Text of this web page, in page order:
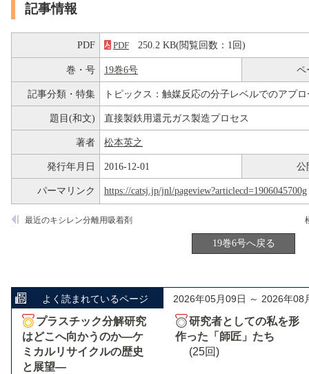
記事情報
PDF PDF 250.2 KB(閲覧回数：1回)
巻・号 19巻6号 ペ
記事分類・特集 トピックス：触媒反応の分子レベルでのアプ
題目(和文) 直接製鉄用還元ガス製造プロセス
著者 松本英之
発行年月日 2016-12-01 公
パーマリンク https://catsj.jp/jnl/pageview?articlecd=1906045700g
最近のキシレン分離用吸着剤
19巻6号へ戻る
よく読まれているページ 2026年05月09日 ～ 2026年08
プラスチック分解研究
はどこへ向かうのか―ケ
ミカルリサイクルの歴史
と展望―
研究者としての私を形
作った「師匠」たち
(25回)